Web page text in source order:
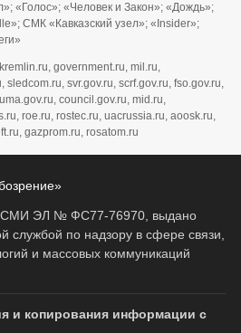
«Голос»; «Человек и Закон»; «Дождь»;
СМК «Кавказский узел»; «Insider»;
government.ru, mil.ru,
svr.gov.ru, scrf.gov.ru, fso.gov.ru,
council.gov.ru, mid.ru,
roe.ru, rostec.ru, uacrussia.ru, aoosk.ru,
gazprom.ru, rosatom.ru
СМИ ЭЛ № ФС77-76970, выдано
службой по надзору в сфере связи,
и массовых коммуникаций
и копирования информации с